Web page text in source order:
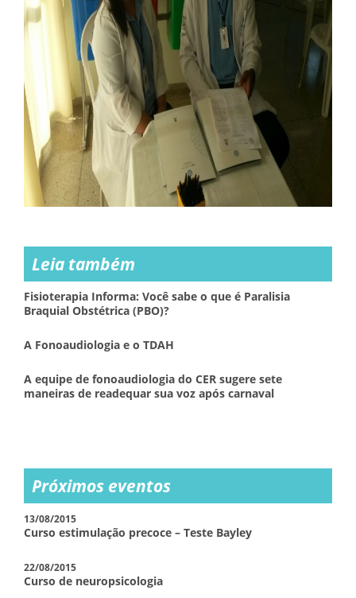
Leia também
Fisioterapia Informa: Você sabe o que é Paralisia
Braquial Obstétrica (PBO)?
A Fonoaudiologia e o TDAH
A equipe de fonoaudiologia do CER sugere sete
maneiras de readequar sua voz após carnaval
Próximos eventos
13/08/2015
Curso estimulação precoce – Teste Bayley
22/08/2015
Curso de neuropsicologia